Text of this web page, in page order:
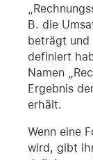
B. die
beträgt und
definiert
Namen
Ergebnis
erhält.
Wenn eine
wird, gibt